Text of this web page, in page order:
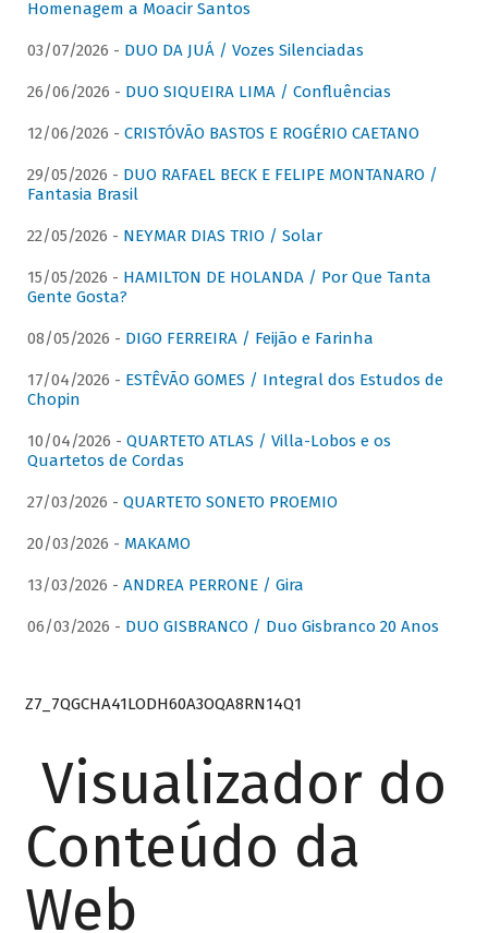
Homenagem a Moacir Santos
03/07/2026 - DUO DA JUÁ / Vozes Silenciadas
26/06/2026 - DUO SIQUEIRA LIMA / Confluências
12/06/2026 - CRISTÓVÃO BASTOS E ROGÉRIO CAETANO
29/05/2026 - DUO RAFAEL BECK E FELIPE MONTANARO /
Fantasia Brasil
22/05/2026 - NEYMAR DIAS TRIO / Solar
15/05/2026 - HAMILTON DE HOLANDA / Por Que Tanta
Gente Gosta?
08/05/2026 - DIGO FERREIRA / Feijão e Farinha
17/04/2026 - ESTÊVÃO GOMES / Integral dos Estudos de
Chopin
10/04/2026 - QUARTETO ATLAS / Villa-Lobos e os
Quartetos de Cordas
27/03/2026 - QUARTETO SONETO PROEMIO
20/03/2026 - MAKAMO
13/03/2026 - ANDREA PERRONE / Gira
06/03/2026 - DUO GISBRANCO / Duo Gisbranco 20 Anos
Z7_7QGCHA41LODH60A3OQA8RN14Q1
Visualizador do
Conteúdo da
Web